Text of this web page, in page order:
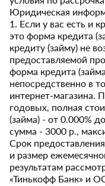
Юридическая
1. Если у вас есть и
это форма кредита
кредиту (займу) не
предоставляемой
форма кредита
непосредственно в
интернет-магазина.
годовых, полная
(займа) - от 0.000%
сумма - 3000 р.,
Срок
и размер
результатам
«Тинькофф Банк» и